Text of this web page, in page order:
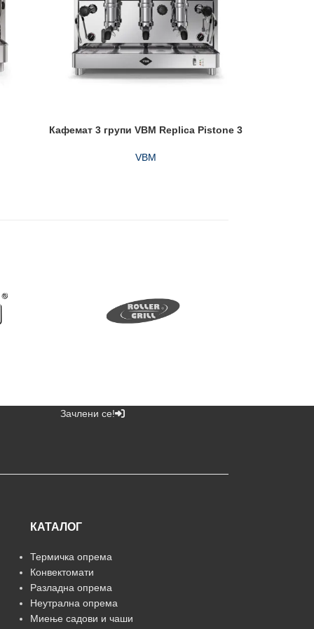
Кафемат 3 групи VBM Replica Pistone 3
VBM
Зачлени се!
КАТАЛОГ
Термичка опрема
Конвектомати
Разладна опрема
Неутрална опрема
Миење садови и чаши